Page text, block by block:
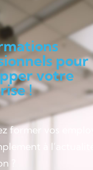
pour
votre
!
former vos
à
?